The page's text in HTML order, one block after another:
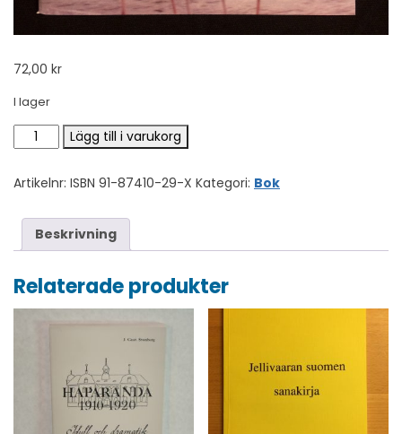
72,00 kr
I lager
Elämän aalot mängd
Lägg till i varukorg
Artikelnr: ISBN 91-87410-29-X Kategori: Bok
Beskrivning
Relaterade produkter